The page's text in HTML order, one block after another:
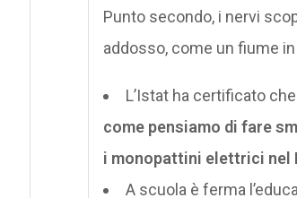
Punto secondo, i nervi
addosso, come un fiume
L’Istat ha certificato
come pensiamo di fare
i monopattini elettrici nel
A scuola è ferma